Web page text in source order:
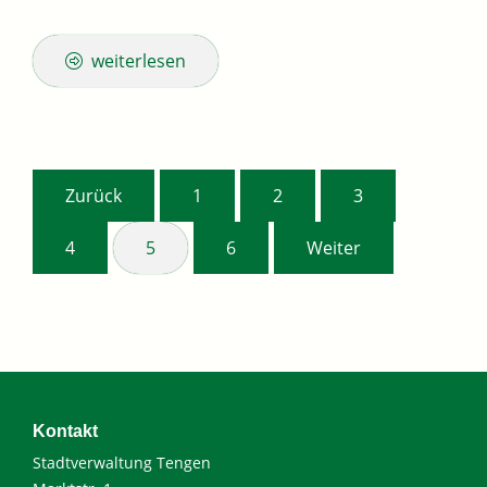
weiterlesen
Zurück 1 2 3
4 5 6 Weiter
Kontakt
Stadtverwaltung Tengen